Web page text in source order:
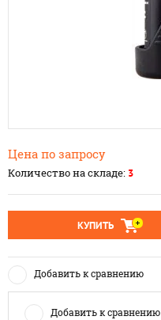
Цена по запросу
Количество на складе: 3
КУПИТЬ
Добавить к сравнению
Добавить к сравнению